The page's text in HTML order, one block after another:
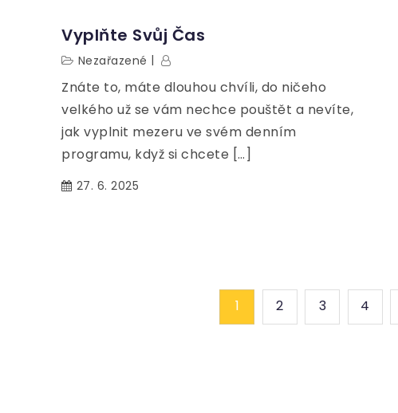
Vyplňte Svůj Čas
Nezařazené
Znáte to, máte dlouhou chvíli, do ničeho
velkého už se vám nechce pouštět a nevíte,
jak vyplnit mezeru ve svém denním
programu, když si chcete […]
27. 6. 2025
Stránkování1 2 3 4